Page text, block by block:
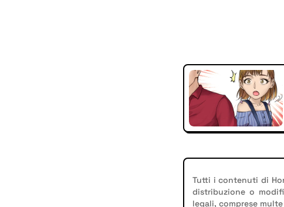
Tutti i contenuti di
distribuzione o
legali, comprese